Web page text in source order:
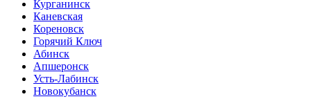
Курганинск
Каневская
Кореновск
Горячий Ключ
Абинск
Апшеронск
Усть-Лабинск
Новокубанск